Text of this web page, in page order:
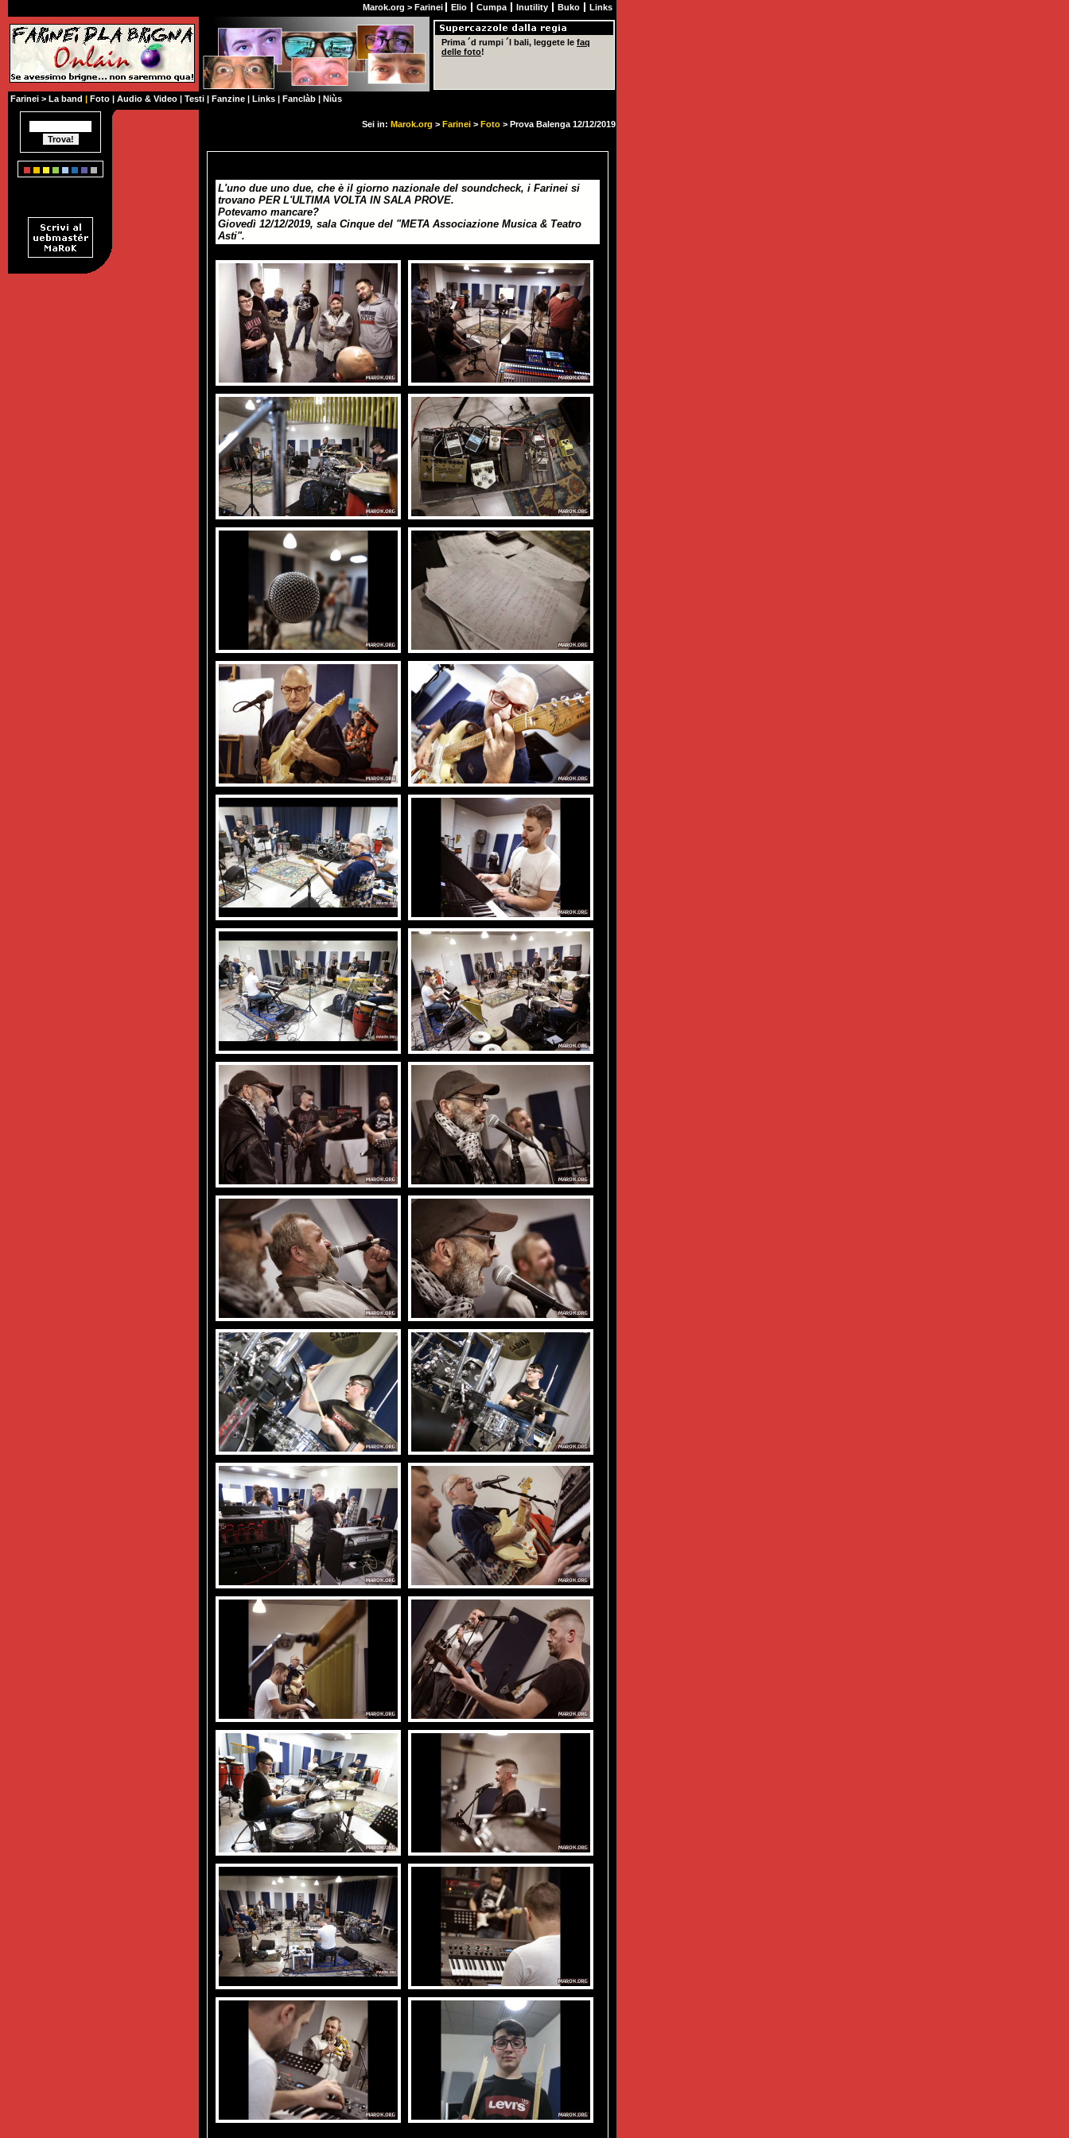
Sei in: Marok.org > Farinei > Foto > Prova Balenga 12/12/2019
Marok.org > Farinei Elio Cumpa Inutility Buko Links
Farinei > La band | Foto | Audio & Video | Testi | Fanzine | Links | Fanclàb | Niùs
Prima ´d rumpi ´l bali, leggete le faq
delle foto!
L'uno due uno due, che è il giorno nazionale del soundcheck, i Farinei si
trovano PER L'ULTIMA VOLTA IN SALA PROVE.
Potevamo mancare?
Giovedì 12/12/2019, sala Cinque del "META Associazione Musica & Teatro
Asti".